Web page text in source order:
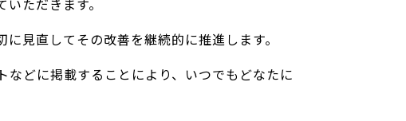
ただきます。
見直してその改善を継続的に推進します。
どに掲載することにより、いつでもどなたに